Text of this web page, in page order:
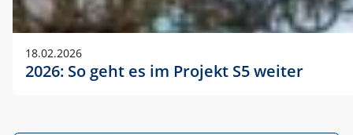
18.02.2026
2026: So geht es im Projekt S5 weiter